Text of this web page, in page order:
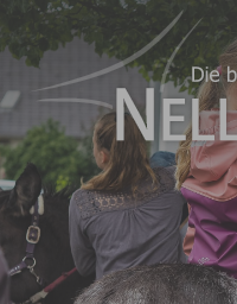
Zum Hauptinhalt springen